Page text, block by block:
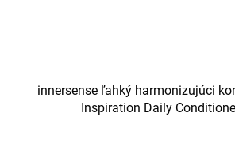
innersense ľahký harmonizujúci
Inspiration Daily